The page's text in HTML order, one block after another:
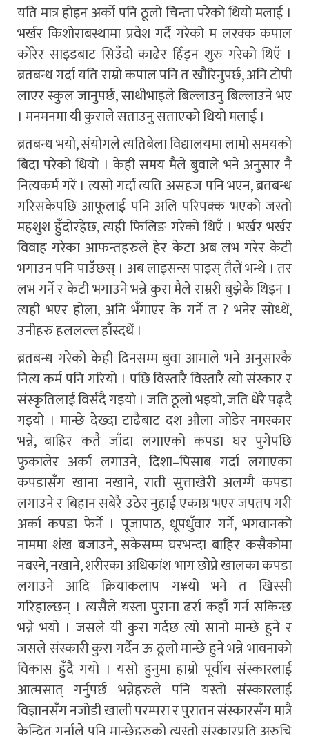
यति मात्र होइन अर्को पनि ठूलो चिन्ता परेको थियो मलाई ।
भर्खर किशोराबस्थामा प्रवेश गर्दै गरेको म लरक्क कपाल
कोरेर साइडबाट सिउँदो काढेर हिँड्न शुरु गरेको थिएँ ।
ब्रतबन्ध गर्दा यति राम्रो कपाल पनि त खौरिनुपर्छ, अनि टोपी
लाएर स्कुल जानुपर्छ, साथीभाइले बिल्लाउनु बिल्लाउने भए
। मनमनमा यी कुराले सताउनु सताएको थियो मलाई ।
ब्रतबन्ध भयो, संयोगले त्यतिबेला विद्यालयमा लामो समयको
बिदा परेको थियो । केही समय मैले बुवाले भने अनुसार नै
नित्यकर्म गरें । त्यसो गर्दा त्यति असहज पनि भएन, ब्रतबन्ध
गरिसकेपछि आफूलाई पनि अलि परिपक्क भएको जस्तो
महशुश हुँदोरहेछ, त्यही फिलिङ गरेको थिएँ । भर्खर भर्खर
विवाह गरेका आफन्तहरुले हेर केटा अब लभ गरेर केटी
भगाउन पनि पाउँछस् । अब लाइसन्स पाइस् तैलें भन्थे । तर
लभ गर्ने र केटी भगाउने भन्ने कुरा मैले राम्ररी बुझेकै थिइन ।
त्यही भएर होला, अनि भँगाएर के गर्ने त ? भनेर सोध्थें,
उनीहरु हललल्ल हाँस्दथें ।
ब्रतबन्ध गरेको केही दिनसम्म बुवा आमाले भने अनुसारकै
नित्य कर्म पनि गरियो । पछि विस्तारै विस्तारै त्यो संस्कार र
संस्कृतिलाई विर्सदै गइयो । जति ठूलो भइयो, जति धेरै पढ्दै
गइयो । मान्छे देख्दा टाढैबाट दश औला जोडेर नमस्कार
भन्ने, बाहिर कतै जाँदा लगाएको कपडा घर पुगेपछि
फुकालेर अर्का लगाउने, दिशा–पिसाब गर्दा लगाएका
कपडासँग खाना नखाने, राती सुत्ताखेरी अलग्गै कपडा
लगाउने र बिहान सबेरै उठेर नुहाई एकाग्र भएर जपतप गरी
अर्का कपडा फेर्ने । पूजापाठ, धूपधुँवार गर्ने, भगवानको
नाममा शंख बजाउने, सकेसम्म घरभन्दा बाहिर कसैकोमा
नबस्ने, नखाने, शरीरका अधिकांश भाग छोप्ने खालका कपडा
लगाउने आदि क्रियाकलाप ग¥यो भने त खिस्सी
गरिहाल्छन् । त्यसैले यस्ता पुराना ढर्रा कहाँ गर्न सकिन्छ
भन्ने भयो । जसले यी कुरा गर्दछ त्यो सानो मान्छे हुने र
जसले संस्कारी कुरा गर्दैन ऊ ठूलो मान्छे हुने भन्ने भावनाको
विकास हुँदै गयो । यसो हुनुमा हाम्रो पूर्वीय संस्कारलाई
आत्मसात् गर्नुपर्छ भन्नेहरुले पनि यस्तो संस्कारलाई
विज्ञानसँग नजोडी खाली परम्परा र पुरातन संस्कारसँग मात्रै